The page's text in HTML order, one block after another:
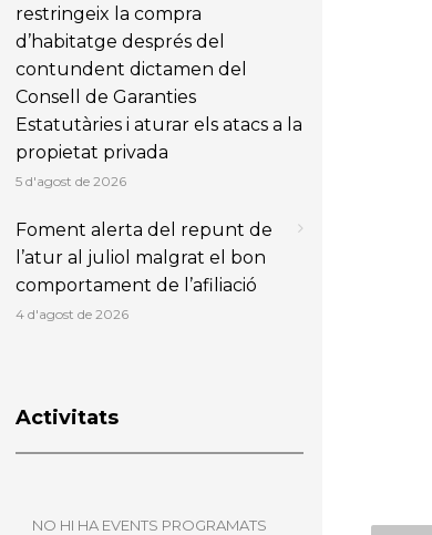
restringeix la compra
d’habitatge després del
contundent dictamen del
Consell de Garanties
Estatutàries i aturar els atacs a la
propietat privada
5 d'agost de 2026
Foment alerta del repunt de
l’atur al juliol malgrat el bon
comportament de l’afiliació
4 d'agost de 2026
Activitats
NO HI HA EVENTS PROGRAMATS